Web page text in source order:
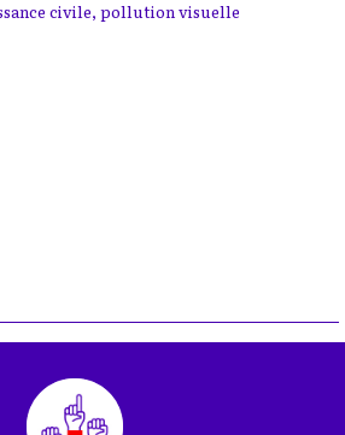
civile, pollution visuelle